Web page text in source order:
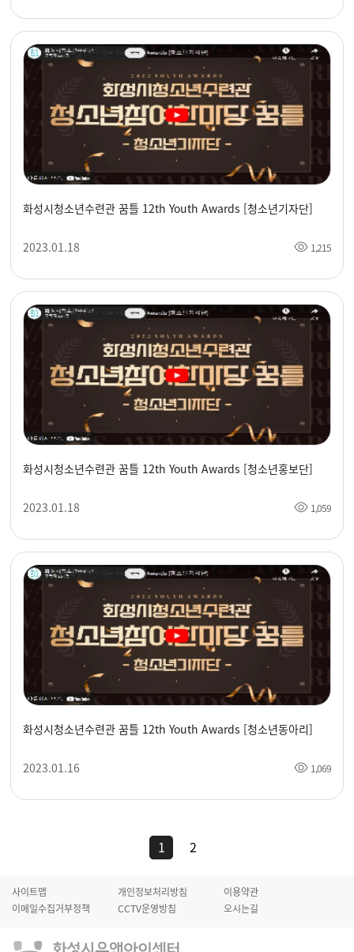
화성시청소년수련관 꿈틀 12th Youth Awards [청소년기자단]
2023.01.18 1,215
화성시청소년수련관 꿈틀 12th Youth Awards [청소년홍보단]
2023.01.18 1,059
화성시청소년수련관 꿈틀 12th Youth Awards [청소년동아리]
2023.01.16 1,069
1 2
사이트맵 개인정보처리방침
이용약관
이메일수집거부정책
CCTV운영방침 오시는길